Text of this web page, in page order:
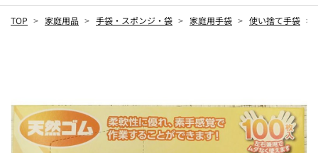
TOP 家庭用品 手袋・スポンジ・袋 家庭用手袋 使い捨て手袋